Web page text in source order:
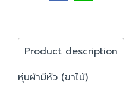
Product description
หุ่นผ้ามีหัว (ขาไม้)